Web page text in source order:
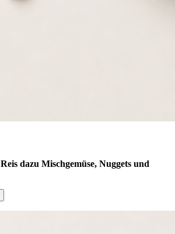
Reis dazu Mischgemüse, Nuggets und